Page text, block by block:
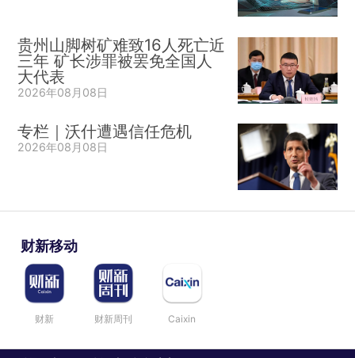
贵州山脚树矿难致16人死亡近
三年 矿长涉罪被罢免全国人
大代表
2026年08月08日
专栏｜沃什遭遇信任危机
2026年08月08日
财新移动
财新 财新周刊 Caixin